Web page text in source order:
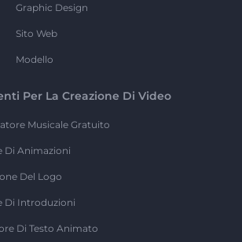
Graphic Design
Sito Web
Modello
Per La Creazione Di Video
Musicale Gratuito
Di Animazioni
Del Logo
Di Introduzioni
Di Testo Animato